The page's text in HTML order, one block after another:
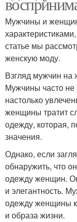
Мужчины и
статье мы
женскую моду.
Взгляд мужчин на
Мужчины часто
настолько
женщины тратит
одежду, которая,
значения.
Однако, если
обнаружить, что
одежду женщин.
и элегантность.
одежду женщины
и образа жизни.